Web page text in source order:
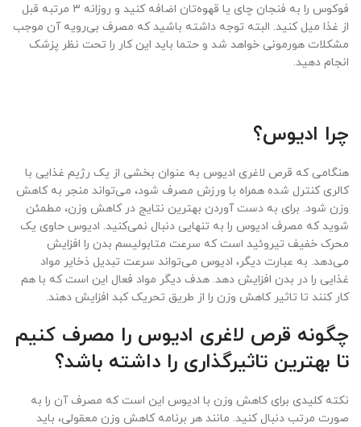
فوکوس را به فنجان چای یا قهوه‌تان اضافه کنید و روزانه ۳ مرتبه قبل
از غذا میل کنید. البته توجه داشته باشید که مصرف بی‌رویه آن موجب
مشکلات هورمونی خواهد شد و حتما باید این کار را تحت نظر پزشک
انجام دهید.
چرا ادیوس؟
هنگامی که قرص لاغری ادیوس به عنوان بخشی از یک رژیم غذایی با
کالری کنترل شده همراه با ورزش مصرف شود، می‌تواند منجر به کاهش
وزن شود. برای به دست آوردن بهترین نتایج در کاهش وزن، مطمئن
شوید که مصرف ادیوس را به تنهایی دنبال نمی‌کنید. ادیوس حاوی یک
محرک خفیف تیروئید است که سرعت متابولیسم بدن را افزایش
می‌دهد. به عبارت دیگر، ادیوس می‌تواند سرعت تبدیل ذخایر مواد
غذایی را در بدن افزایش دهد. هدف دیگر مواد فعال این است که با هم
کار کنند تا تاثیر کاهش وزن را از طریق تحریک کبد افزایش دهند.
چگونه قرص لاغری ادیوس را مصرف کنیم
تا بهترین تاثیرگذاری را داشته باشد؟
نکته کلیدی برای کاهش وزن با ادیوس این است که مصرف آن را به
صورت مرتب دنبال کنید. مانند هر برنامه کاهش وزن معقولی، باید